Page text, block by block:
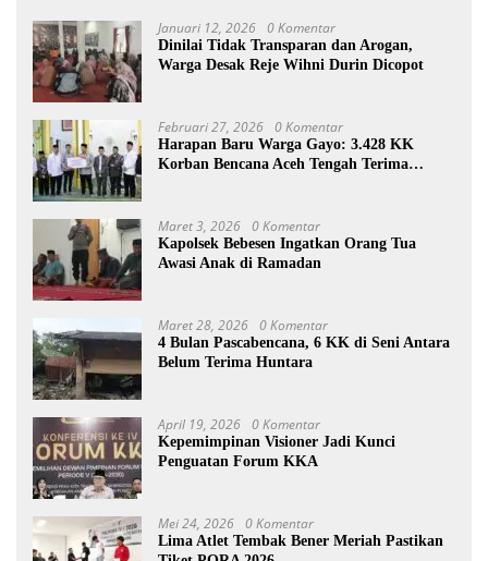
Januari 12, 2026 0 Komentar
Dinilai Tidak Transparan dan Arogan,
Warga Desak Reje Wihni Durin Dicopot
Februari 27, 2026 0 Komentar
Harapan Baru Warga Gayo: 3.428 KK
Korban Bencana Aceh Tengah Terima
Maret 3, 2026 0 Komentar
Kapolsek Bebesen Ingatkan Orang Tua
Awasi Anak di Ramadan
Maret 28, 2026 0 Komentar
4 Bulan Pascabencana, 6 KK di Seni Antara
Belum Terima Huntara
April 19, 2026 0 Komentar
Kepemimpinan Visioner Jadi Kunci
Penguatan Forum KKA
Mei 24, 2026 0 Komentar
Lima Atlet Tembak Bener Meriah Pastikan